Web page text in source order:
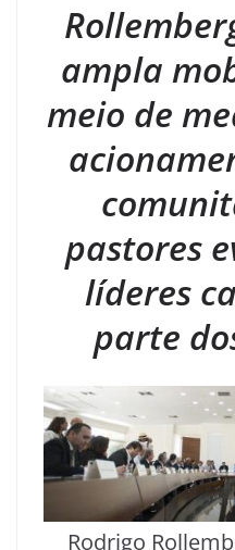
ampla
meio de
pastores
líderes
parte
Rodrigo